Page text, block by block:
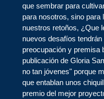
que sembrar para
para nosotros, sino
nuestros retoños, ¿Que
nuevos desafíos
preocupación y premisa
publicación de Gloria
no tan jóvenes" porque
que entablan unos
premio del mejor